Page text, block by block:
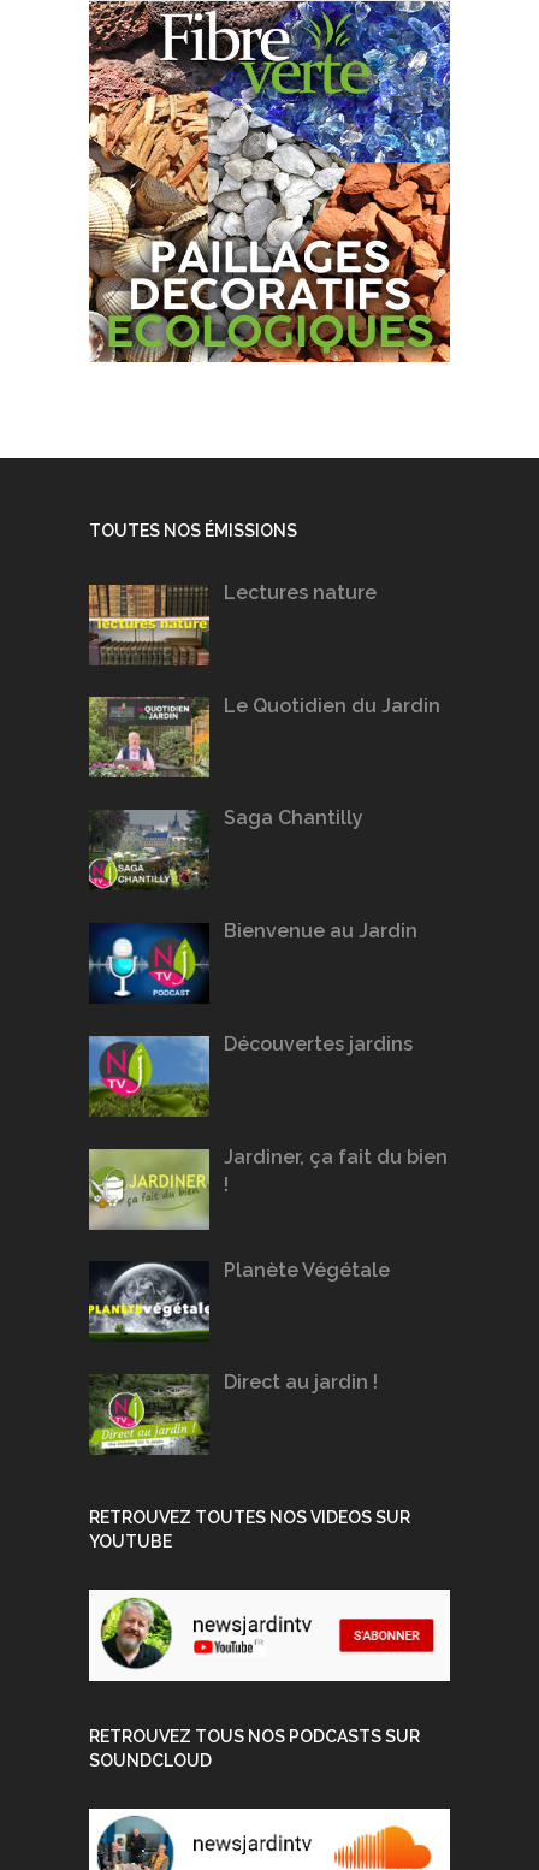
TOUTES NOS ÉMISSIONS
Lectures nature
Le Quotidien du Jardin
Saga Chantilly
Bienvenue au Jardin
Découvertes jardins
Jardiner, ça fait du bien
!
Planète Végétale
Direct au jardin !
RETROUVEZ TOUTES NOS VIDEOS SUR
YOUTUBE
RETROUVEZ TOUS NOS PODCASTS SUR
SOUNDCLOUD